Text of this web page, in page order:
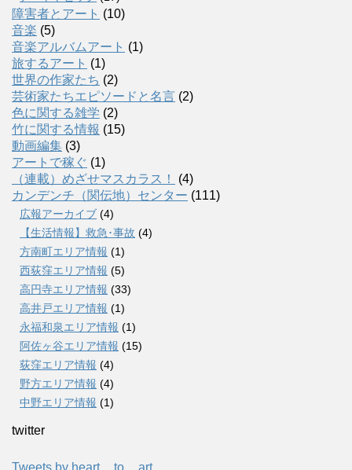
障害者とアート (10)
音楽 (5)
音楽アルバムアート (1)
旅するアート (1)
世界の作家たち (2)
芸術家たちエピソードと名言 (2)
色に関する雑学 (2)
竹に関する情報 (15)
動画編集 (3)
アートで稼ぐ (1)
（連載）めざせマスカラス！
(4)
カンデンチ（関伝地）センター (111)
広報アーカイブ (4)
【生活情報】救急･事故 (4)
方南町エリア情報 (1)
西荻窪エリア情報 (5)
高円寺エリア情報 (33)
高井戸エリア情報 (1)
永福和泉エリア情報 (1)
阿佐ヶ谷エリア情報 (15)
荻窪エリア情報 (4)
野方エリア情報 (4)
中野エリア情報 (1)
twitter
Tweets by heart__to__art